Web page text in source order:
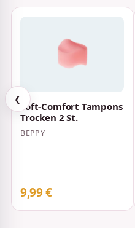
❮
Soft-Comfort Tampons
Trocken 2 St.
BEPPY
9,99 €